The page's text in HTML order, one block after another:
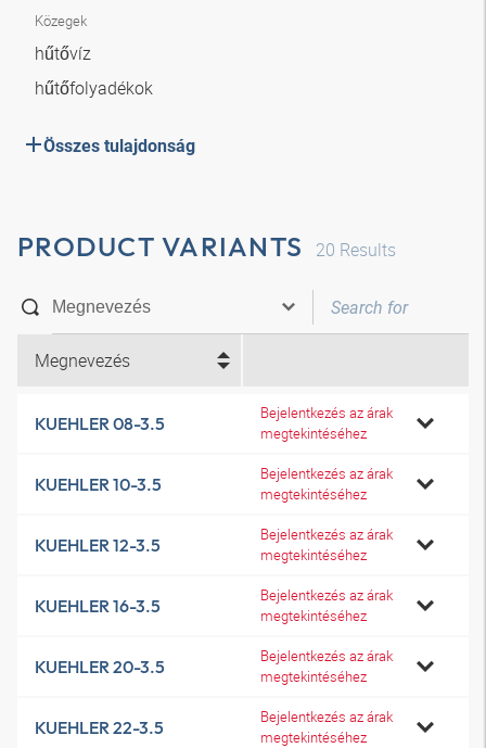
Közegek
hűtővíz
hűtőfolyadékok
Összes tulajdonság
PRODUCT VARIANTS 20 Results
Megnevezés
KUEHLER 08-3.5
Bejelentkezés az árak
megtekintéséhez
KUEHLER 10-3.5
Bejelentkezés az árak
megtekintéséhez
KUEHLER 12-3.5
Bejelentkezés az árak
megtekintéséhez
KUEHLER 16-3.5
Bejelentkezés az árak
megtekintéséhez
KUEHLER 20-3.5
Bejelentkezés az árak
megtekintéséhez
KUEHLER 22-3.5
Bejelentkezés az árak
megtekintéséhez